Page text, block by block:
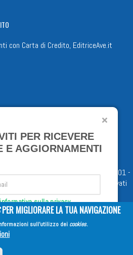
con Carta di Credito, EditriceAve.it
ETS © 2023 - P.I. 05398481001 -
del 23/02/98 - Tutti i diritti riservati
AVE
PER RICEVERE
E AGGIORNAMENTI
informativa sulla privacy
Iscriviti
PER MIGLIORARE LA TUA NAVIGAZIONE
sull'utilizzo dei cookies.